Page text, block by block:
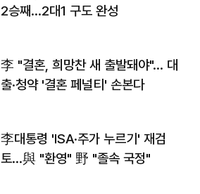
2승째…2대1 구도 완성
李 "결혼, 희망찬 새 출발돼야"… 대
출·청약 '결혼 페널티' 손본다
李대통령 'ISA·주가 누르기' 재검
토…與 "환영" 野 "졸속 국정"